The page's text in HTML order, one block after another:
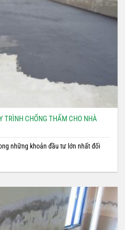
TRÌNH CHỐNG THẤM CHO NHÀ
những khoản đầu tư lớn nhất đối